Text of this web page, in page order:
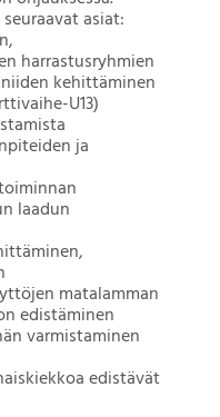
asiat:
harrastusryhmien
kehittäminen
U13)
ja
laadun
matalamman
edistäminen
varmistaminen
edistävät